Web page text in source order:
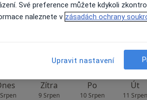
Rezervovat termín
Zítra
9 Srpen
Po
10 Srpen
Út
11 Srpen
Své preference můžete kdykoli
naleznete v zásadách ochrany
Upravit nastavení